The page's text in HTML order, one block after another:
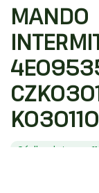
MANDO
Código interno: